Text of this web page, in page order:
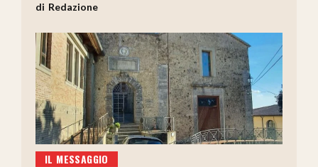
Redazione
IL MESSAGGIO